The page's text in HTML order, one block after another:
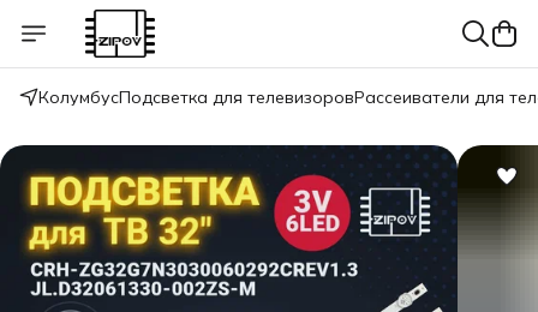
КолумбусПодсветка для телевизоровРассеиватели для